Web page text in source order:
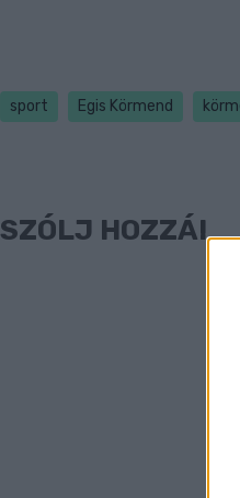
sport Egis Körmend
SZÓLJ HOZZÁ!